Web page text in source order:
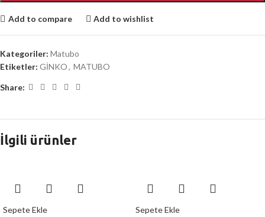
Add to compare Add to wishlist
Kategoriler: Matubo
Etiketler: GİNKO, MATUBO
Share:
İlgili ürünler
Sepete Ekle Sepete Ekle